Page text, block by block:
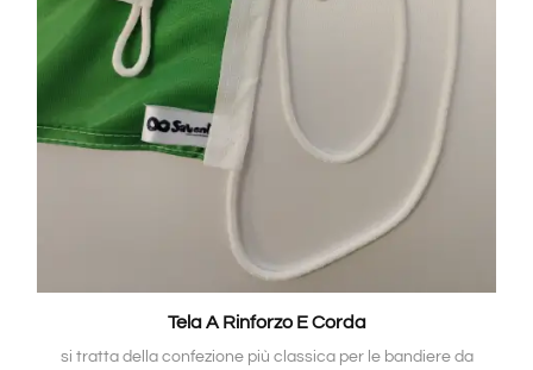
Tela A Rinforzo E Corda
si tratta della confezione più classica per le bandiere da